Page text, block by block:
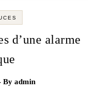
d’une alarme
By admin